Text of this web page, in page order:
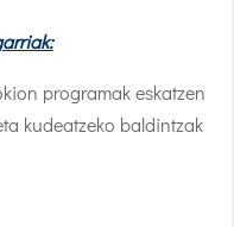
programak eskatzen
kudeatzeko baldintzak